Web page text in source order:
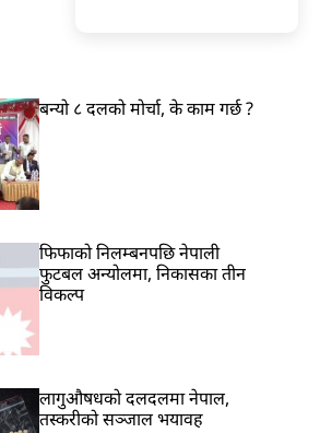
बन्यो ८ दलको मोर्चा, के काम गर्छ ?
फिफाको निलम्बनपछि नेपाली
फुटबल अन्योलमा, निकासका तीन
विकल्प
लागुऔषधको दलदलमा नेपाल,
तस्करीको सञ्जाल भयावह